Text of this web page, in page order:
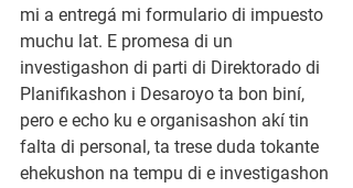
mi a entregá mi formulario di impuesto
muchu lat. E promesa di un
investigashon di parti di Direktorado di
Planifikashon i Desaroyo ta bon biní,
pero e echo ku e organisashon akí tin
falta di personal, ta trese duda tokante
ehekushon na tempu di e investigashon